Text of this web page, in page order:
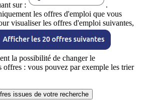
sur :
.
les offres d'emploi que vous
visualiser les offres d'emploi suivantes,
la possibilité de changer le
offres : vous pouvez par exemple les trier
issues de votre recherche